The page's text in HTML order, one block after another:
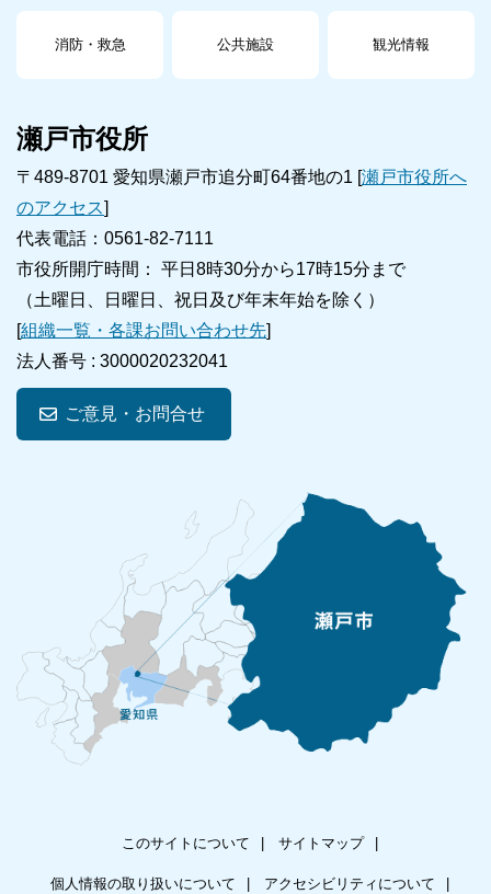
消防・救急 公共施設 観光情報
瀬戸市役所
〒489-8701 愛知県瀬戸市追分町64番地の1 [瀬戸市役所へ
のアクセス]
代表電話：0561-82-7111
市役所開庁時間： 平日8時30分から17時15分まで
（土曜日、日曜日、祝日及び年末年始を除く）
[組織一覧・各課お問い合わせ先]
法人番号 : 3000020232041
ご意見・お問合せ
このサイトについて サイトマップ
個人情報の取り扱いについて アクセシビリティについて